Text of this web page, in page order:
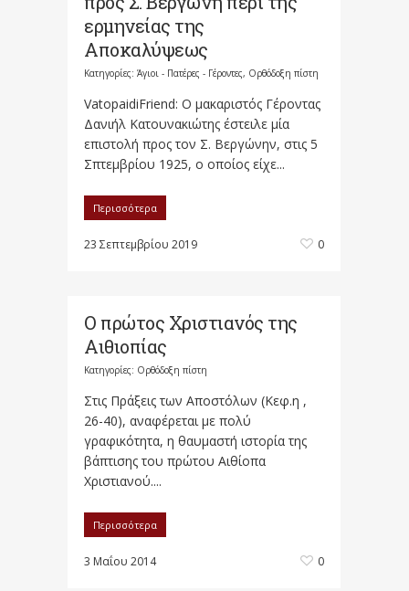
ερμηνείας της
Αποκαλύψεως
Κατηγορίες: Άγιοι - Πατέρες - Γέροντες, Ορθόδοξη πίστη
VatopaidiFriend: Ο μακαριστός Γέροντας
Δανιήλ Κατουνακιώτης έστειλε μία
επιστολή προς τον Σ. Βεργώνην, στις 5
Σπτεμβρίου 1925, ο οποίος είχε...
Περισσότερα
23 Σεπτεμβρίου 2019 0
Ο πρώτος Χριστιανός της
Αιθιοπίας
Κατηγορίες: Ορθόδοξη πίστη
Στις Πράξεις των Αποστόλων (Κεφ.η ,
26-40), αναφέρεται με πολύ
γραφικότητα, η θαυμαστή ιστορία της
βάπτισης του πρώτου Αιθίοπα
Χριστιανού....
Περισσότερα
3 Μαΐου 2014 0